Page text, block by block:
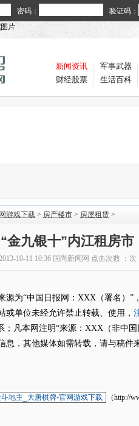
密码： 验证码：
新闻资讯
财经股票
军事武器
生活百科
游戏下载 > 房产楼市 > 房屋租赁 >
“金九银十”内江租房市
10-11 10:36 国尚新闻网 点击次数 ： 次
源为“中国日报网：XXX（署名）”
或单位未经允许禁止转载、使用，
；凡本网注明“来源：XXX（非中
息，其他媒体如需转载，请与稿件
斗地主_大唐棋牌-官网游戏下载 （http://